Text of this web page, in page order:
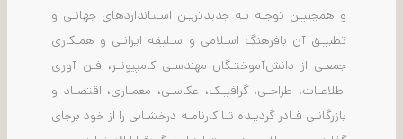
و همچنیـن توجـه بـه جدیدتریـن اسـتانداردهای جهانـی و
تطبیـق آن بافرهنگ اسـلامی و سـلیقه ایرانـی و همـکاری
جمعـی از دانش‌آموختـگان مهندسـی کامپیوتـر، فـن آوری
اطلاعـات، طراحـی، گرافیـک، عکاسـی، معمـاری، اقتصـاد و
بازرگانـی قـادر گردیـده تـا کارنامـه درخشـانی را از خود برجای